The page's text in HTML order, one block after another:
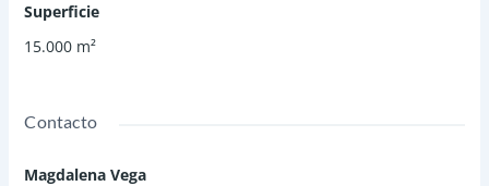
Superficie
15.000 m²
Contacto
Magdalena Vega